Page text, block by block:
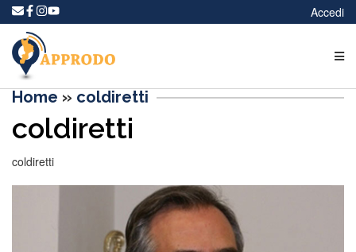
Accedi
Home » coldiretti
coldiretti
coldiretti